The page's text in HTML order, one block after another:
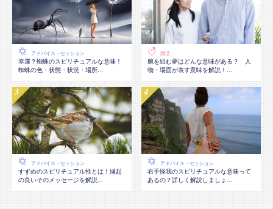
アドバイス・セッション
幸運？蜘蛛のスピリチュアルな意味！
蜘蛛の色・状態・状況・場所...
婚活
腕を組む夢はどんな意味がある？ 人
物・場面が表す意味を解説！...
アドバイス・セッション
すずめのスピリチュアル性とは！縁起
の良いそのメッセージを解説...
アドバイス・セッション
右手怪我のスピリチュアルな意味って
あるの？詳しく解説しましょ...